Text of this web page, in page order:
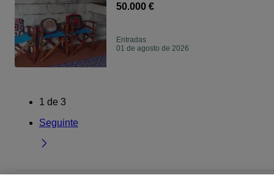
50.000 €
Entradas
01 de agosto de 2026
1 de 3
Seguinte